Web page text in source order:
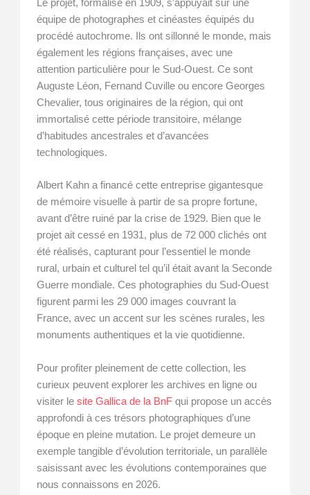
Le projet, formalisé en 1909, s’appuyait sur une
équipe de photographes et cinéastes équipés du
procédé autochrome. Ils ont sillonné le monde, mais
également les régions françaises, avec une
attention particulière pour le Sud-Ouest. Ce sont
Auguste Léon, Fernand Cuville ou encore Georges
Chevalier, tous originaires de la région, qui ont
immortalisé cette période transitoire, mélange
d’habitudes ancestrales et d’avancées
technologiques.
Albert Kahn a financé cette entreprise gigantesque
de mémoire visuelle à partir de sa propre fortune,
avant d’être ruiné par la crise de 1929. Bien que le
projet ait cessé en 1931, plus de 72 000 clichés ont
été réalisés, capturant pour l’essentiel le monde
rural, urbain et culturel tel qu’il était avant la Seconde
Guerre mondiale. Ces photographies du Sud-Ouest
figurent parmi les 29 000 images couvrant la
France, avec un accent sur les scènes rurales, les
monuments authentiques et la vie quotidienne.
Pour profiter pleinement de cette collection, les
curieux peuvent explorer les archives en ligne ou
visiter lesite Gallica de la BnF qui propose un accès
approfondi à ces trésors photographiques d’une
époque en pleine mutation. Le projet demeure un
exemple tangible d’évolution territoriale, un parallèle
saisissant avec les évolutions contemporaines que
nous connaissons en 2026.